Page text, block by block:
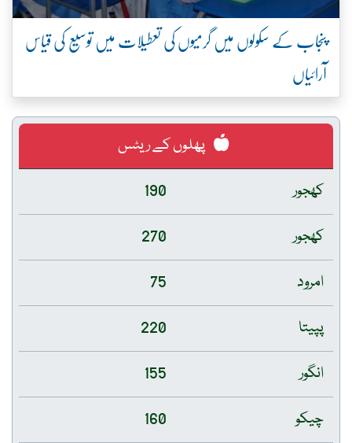
پنجاب کے سکولوں میں گرمیوں کی تعطیلات میں توسیع کی قیاس
آرائیاں
پھلوں کے ریٹس
کھجور
190
کھجور
270
امرود
75
پپیتا
220
انگور
155
چیکو
160